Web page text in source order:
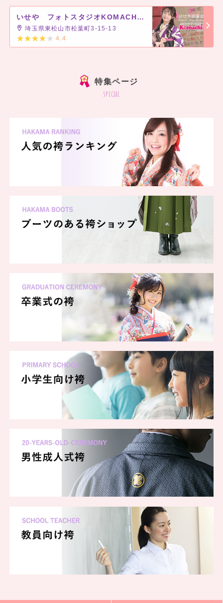
いせや フォトスタジオKOMACHI 東松山店
埼玉県東松山市松葉町3-15-13
4.4
特集ページ
special